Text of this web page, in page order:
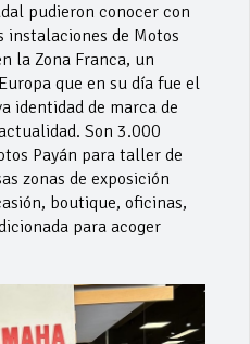
pudieron conocer con
de Motos
la Zona Franca, un
que en su día fue el
identidad de marca de
Son 3.000
Payán para taller de
zonas de exposición
boutique, oficinas,
para acoger